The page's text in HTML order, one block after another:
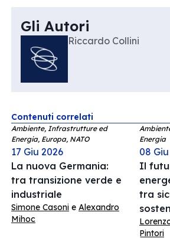
Gli Autori
Riccardo Collini
Contenuti correlati
Ambiente, Infrastrutture ed
Energia, Europa, NATO
17 Giu 2026
La nuova Germania:
tra transizione verde e
industriale
Simone Casoni e Alexandro
Mihoc
Energia
08
Il
tra
Pintori